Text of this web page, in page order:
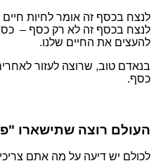
לנצח בכסף זה אומר לחיות
לנצח בכסף זה לא רק כסף – כסף
להעצים את החיים שלנו.
בנאדם טוב, שרוצה לעזור
כסף.
העולם רוצה שתישארו
לכולם יש דיעה על מה אתם